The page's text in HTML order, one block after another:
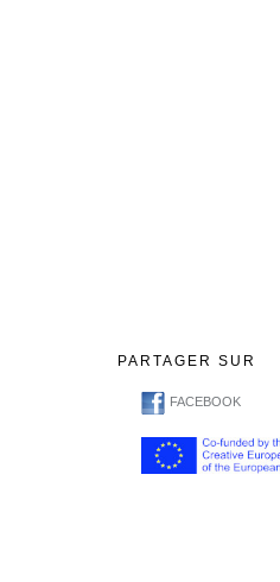
PARTAGER SUR
FACEBOOK